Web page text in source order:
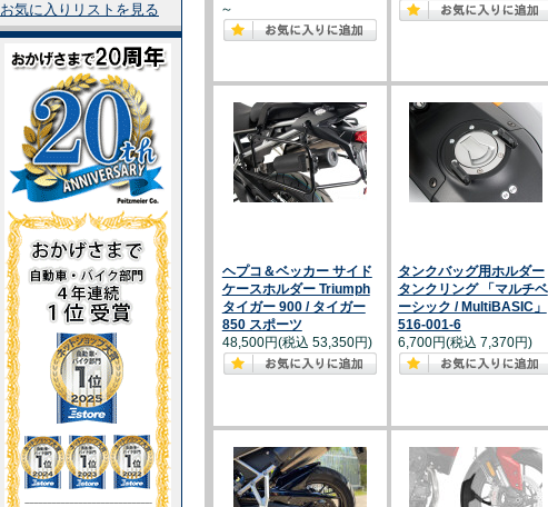
お気に入りリストを見る
～
ヘプコ＆ベッカー サイド
ケースホルダー Triumph
タイガー 900 / タイガー
850 スポーツ
48,500円(税込 53,350円)
タンクバッグ用ホルダー
タンクリング 「マルチベ
ーシック / MultiBASIC」
516-001-6
6,700円(税込 7,370円)